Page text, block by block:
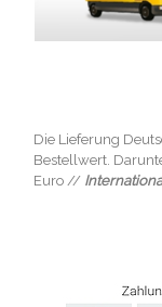
Die Lieferung
Bestellwert.
Euro //